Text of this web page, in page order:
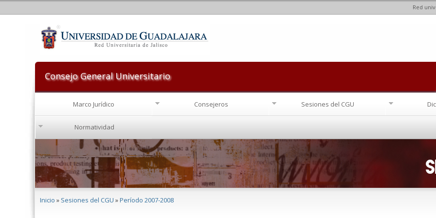
Red
Consejo General Universitario
Marco Jurídico Consejeros Sesiones del CGU
Normatividad
Inicio » Sesiones del CGU »Período 2007-2008